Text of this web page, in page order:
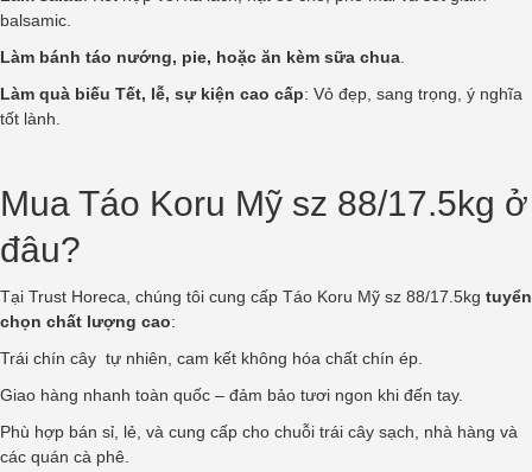
balsamic.
Làm bánh táo nướng, pie, hoặc ăn kèm sữa chua
Làm quà biếu Tết, lễ, sự kiện cao cấp: Vỏ đẹp, sang trọng, ý nghĩa
tốt lành.
Mua Táo Koru Mỹ sz 88/17.5kg ở
đâu?
Tại Trust Horeca , chúng tôi cung cấp Táo Koru Mỹ sz 88/17.5kg tuyển
chọn chất lượng cao:
Trái chín cây tự nhiên, cam kết không hóa chất chín ép.
Giao hàng nhanh toàn quốc – đảm bảo tươi ngon khi đến tay.
Phù hợp bán sỉ, lẻ, và cung cấp cho chuỗi trái cây sạch, nhà hàng và
các quán cà phê.